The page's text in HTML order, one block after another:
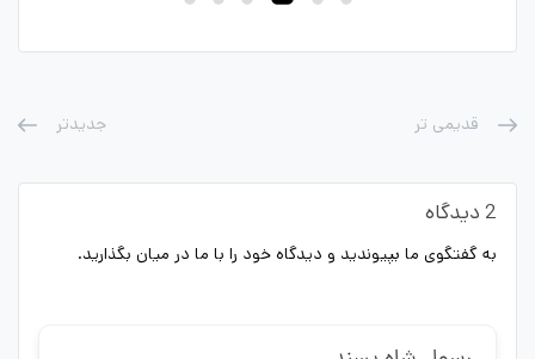
قدیمی تر جدیدتر
2 دیدگاه
به گفتگوی ما بپیوندید و دیدگاه خود را با ما در میان بگذارید.